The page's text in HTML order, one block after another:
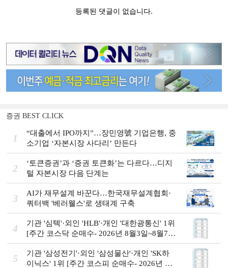
증권 BEST CLICK
1
“대출에서 IPO까지”…장민영號 기업은행, 중
소기업 ‘자본시장 사다리’ 만든다
2
‘토큰증권’과 ‘증권 토큰화’는 다르다…디지
털 자본시장 다음 단계는
3
AI가 재무설계 바꾼다…한국재무설계협회·
쿼터백 '베러웰스'로 생태계 구축
4
기관 '심텍'·외인 'HLB'·개인 '대한광통신' 1위
[주간 코스닥 순매수- 2026년 8월3일~8월7
일]
5
기관 '삼성전기'·외인 '삼성물산'·개인 'SK하
이닉스' 1위 [주간 코스피 순매수- 2026년 8